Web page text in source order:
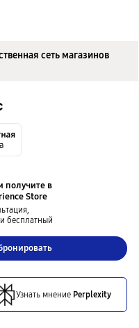
сеть магазинов
получите в
Store
бесплатный
Узнать мнение Perplexity